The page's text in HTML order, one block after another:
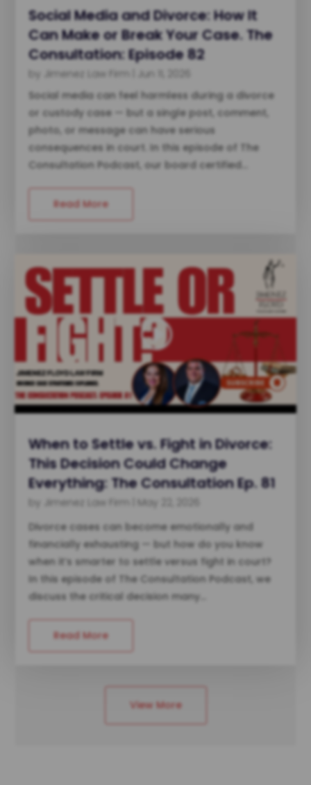
Social Media and Divorce: How It
Can Make or Break Your Case. The
Consultation: Episode 82
by Jimenez Law Firm
Jun 11, 2026
Social media can feel harmless during a divorce
or custody case — but a single post, comment,
photo, or message can have serious
consequences in court. In this episode of The
Consultation Podcast, our board certified...
Read More
When to Settle vs. Fight in Divorce:
This Decision Could Change
Everything: The Consultation Ep. 81
by Jimenez Law Firm
May 22, 2026
Divorce cases can become emotionally and
financially exhausting — but how do you know
when it’s smarter to settle versus fight in court?
In this episode of The Consultation Podcast, we
discuss the critical decision many...
Read More
View More